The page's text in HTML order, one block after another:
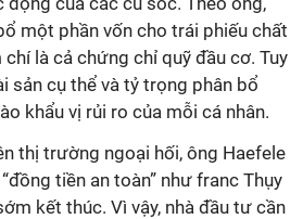
một phần vốn cho trái phiếu chất
là cả chứng chỉ quỹ đầu cơ. Tuy
sản cụ thể và tỷ trọng phân bổ
khẩu vị rủi ro của mỗi cá nhân.
thị trường ngoại hối, ông Haefele
tiền an toàn” như franc Thụy
kết thúc. Vì vậy, nhà đầu tư cần